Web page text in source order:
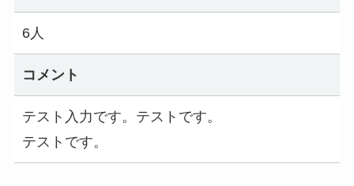
6人
コメント
テスト入力です。テストです。
テストです。